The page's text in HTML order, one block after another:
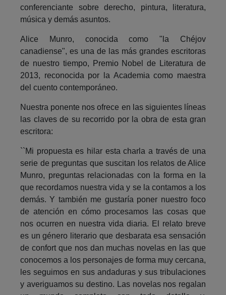
conferenciante sobre derecho, pintura, literatura,
música y demás asuntos.
Alice Munro, conocida como "la Chéjov
canadiense", es una de las más grandes escritoras
de nuestro tiempo, Premio Nobel de Literatura de
2013, reconocida por la Academia como maestra
del cuento contemporáneo.
Nuestra ponente nos ofrece en las siguientes líneas
las claves de su recorrido por la obra de esta gran
escritora:
``Mi propuesta es hilar esta charla a través de una
serie de preguntas que suscitan los relatos de Alice
Munro, preguntas relacionadas con la forma en la
que recordamos nuestra vida y se la contamos a los
demás. Y también me gustaría poner nuestro foco
de atención en cómo procesamos las cosas que
nos ocurren en nuestra vida diaria. El relato breve
es un género literario que desbarata esa sensación
de confort que nos dan muchas novelas en las que
conocemos a los personajes de forma muy cercana,
les seguimos en sus andaduras y sus tribulaciones
y averiguamos su destino. Las novelas nos regalan